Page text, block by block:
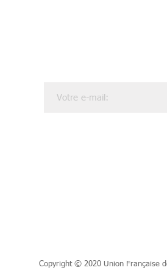
Copyright © 2020 Union Française